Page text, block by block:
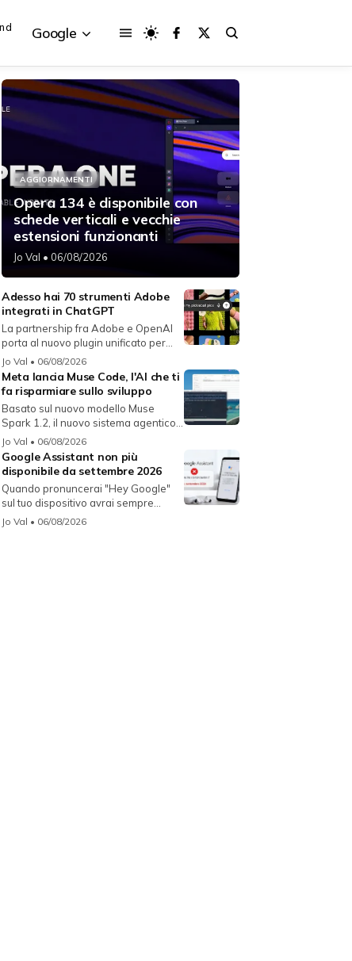
{{POSTS[3].LABEL}}
{{posts[3].title}}
Google
{{POSTS[3].LABEL}}
{{posts[3].title}}
AGGIORNAMENTI
Opera 134 è disponibile con
schede verticali e vecchie
estensioni funzionanti
Jo Val • 06/08/2026
Adesso hai 70 strumenti Adobe
integrati in ChatGPT
La partnership fra Adobe e OpenAI
porta al nuovo plugin unificato per...
Jo Val • 06/08/2026
Meta lancia Muse Code, l'AI che ti
fa risparmiare sullo sviluppo
Basato sul nuovo modello Muse
Spark 1.2, il nuovo sistema agentico
fun...
Jo Val • 06/08/2026
Google Assistant non più
disponibile da settembre 2026
Quando pronuncerai "Hey Google"
sul tuo dispositivo avrai sempre
Gemin...
Jo Val • 06/08/2026